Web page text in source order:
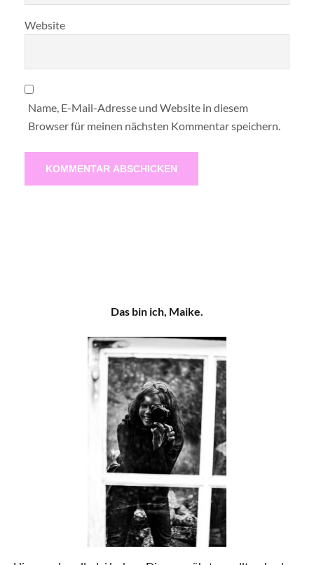
Website
Name, E-Mail-Adresse und Website in diesem
Browser für meinen nächsten Kommentar speichern.
Das bin ich, Maike.